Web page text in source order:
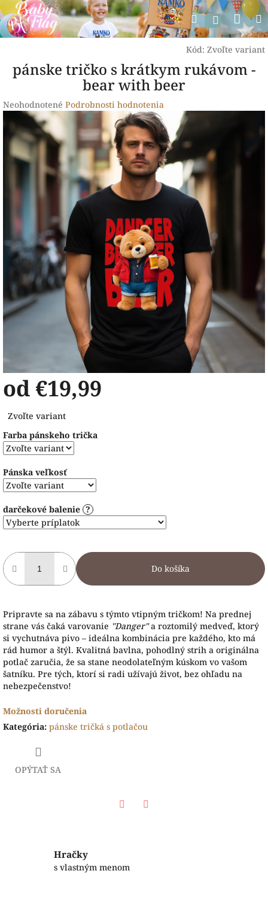
Prejsť
na
obsah
Hľadať
Kód: Zvoľte variant
pánske tričko s krátkym rukávom -
bear with beer
Priemerné
hodnotenie
produktu
je
0,0
hviezdičiek.
Neohodnotené Podrobnosti hodnotenia
od €19,99
cena:
Zvoľte variant
Farba pánskeho trička
Pánska veľkosť
darčekové balenie ?
Do košíka
Pripravte sa na zábavu s týmto vtipným tričkom! Na prednej
strane vás čaká varovanie "Danger"a roztomilý medveď, ktorý
si vychutnáva pivo – ideálna kombinácia pre každého, kto má
rád humor a štýl. Kvalitná bavlna, pohodlný strih a originálna
potlač zaručia, že sa stane neodolateľným kúskom vo vašom
šatníku. Pre tých, ktorí si radi užívajú život, bez ohľadu na
nebezpečenstvo!
Možnosti doručenia
Kategória: pánske tričká s potlačou
OPÝTAŤ SA
Hračky
s vlastným menom